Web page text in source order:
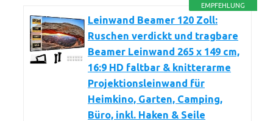
EMPFEHLUNG
Leinwand Beamer 120 Zoll:
Ruschen verdickt und tragbare
Beamer Leinwand 265 x 149 cm,
16:9 HD faltbar & knitterarme
Projektionsleinwand für
Heimkino, Garten, Camping,
Büro, inkl. Haken & Seile